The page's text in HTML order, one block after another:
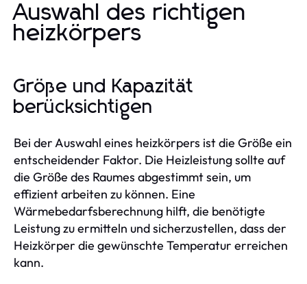
Auswahl des richtigen
heizkörpers
Größe und Kapazität
berücksichtigen
Bei der Auswahl eines heizkörpers ist die Größe ein
entscheidender Faktor. Die Heizleistung sollte auf
die Größe des Raumes abgestimmt sein, um
effizient arbeiten zu können. Eine
Wärmebedarfsberechnung hilft, die benötigte
Leistung zu ermitteln und sicherzustellen, dass der
Heizkörper die gewünschte Temperatur erreichen
kann.